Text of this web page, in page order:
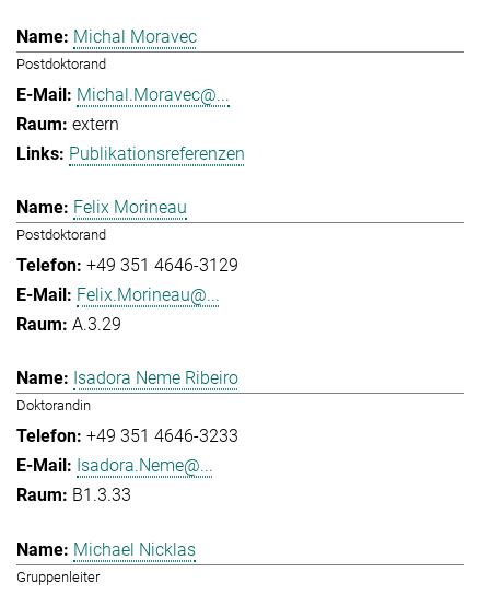
Michal Moravec
Postdoktorand
Michal.Moravec@...
extern
Publikationsreferenzen
Felix Morineau
Postdoktorand
+49 351 4646-3129
Felix.Morineau@...
A.3.29
Isadora Neme Ribeiro
Doktorandin
+49 351 4646-3233
Isadora.Neme@...
B1.3.33
Michael Nicklas
Gruppenleiter